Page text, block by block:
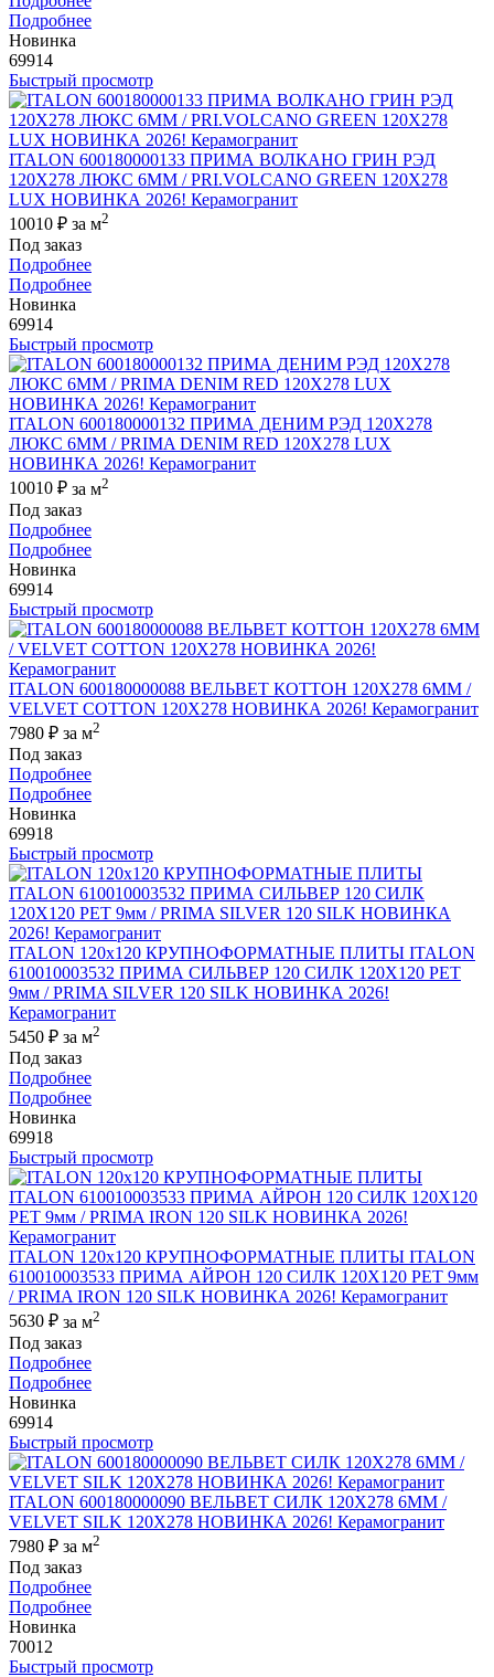
Подробнее
Новинка
69914
Быстрый просмотр
ITALON 600180000133 ПРИМА ВОЛКАНО ГРИН РЭД
120X278 ЛЮКС 6ММ / PRI.VOLCANO GREEN 120X278
LUX НОВИНКА 2026! Керамогранит
10010 ₽ за м2
Под заказ
Подробнее
Подробнее
Новинка
69914
Быстрый просмотр
ITALON 600180000132 ПРИМА ДЕНИМ РЭД 120X278
ЛЮКС 6ММ / PRIMA DENIM RED 120X278 LUX
НОВИНКА 2026! Керамогранит
10010 ₽ за м2
Под заказ
Подробнее
Подробнее
Новинка
69914
Быстрый просмотр
ITALON 600180000088 ВЕЛЬВЕТ КОТТОН 120X278 6ММ /
VELVET COTTON 120X278 НОВИНКА 2026! Керамогранит
7980 ₽ за м2
Под заказ
Подробнее
Подробнее
Новинка
69918
Быстрый просмотр
ITALON 120x120 КРУПНОФОРМАТНЫЕ ПЛИТЫ ITALON
610010003532 ПРИМА СИЛЬВЕР 120 СИЛК 120Х120 РЕТ
9мм / PRIMA SILVER 120 SILK НОВИНКА 2026!
Керамогранит
5450 ₽ за м2
Под заказ
Подробнее
Подробнее
Новинка
69918
Быстрый просмотр
ITALON 120x120 КРУПНОФОРМАТНЫЕ ПЛИТЫ ITALON
610010003533 ПРИМА АЙРОН 120 СИЛК 120Х120 РЕТ 9мм
/ PRIMA IRON 120 SILK НОВИНКА 2026! Керамогранит
5630 ₽ за м2
Под заказ
Подробнее
Подробнее
Новинка
69914
Быстрый просмотр
ITALON 600180000090 ВЕЛЬВЕТ СИЛК 120X278 6ММ /
VELVET SILK 120X278 НОВИНКА 2026! Керамогранит
7980 ₽ за м2
Под заказ
Подробнее
Подробнее
Новинка
70012
Быстрый просмотр